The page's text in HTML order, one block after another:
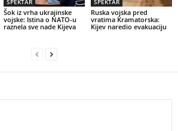
Šok iz vrha ukrajinske
vojske: Istina o NATO-u
raznela sve nade Kijeva
Ruska vojska pred
vratima Kramatorska:
Kijev naredio evakuaciju